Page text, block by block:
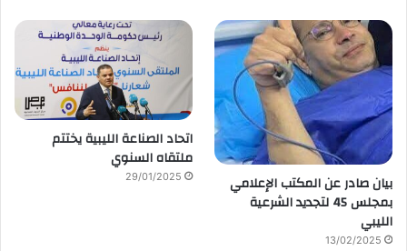
بيان صادر عن المكتب الإعلامي
بمجلس 45 لتجديد الشرعية
الليبي
13/02/2025
اتحاد الصناعة الليبية يختتم
ملتقاه السنوي
29/01/2025